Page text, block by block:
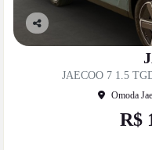
JAECOO 7 1.5
Omoda
R$